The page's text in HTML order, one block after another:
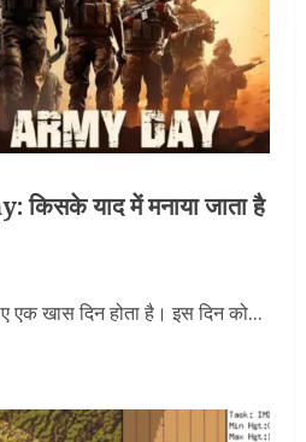
याद में मनाया जाता है
एक खास दिन होता है। इस दिन को...